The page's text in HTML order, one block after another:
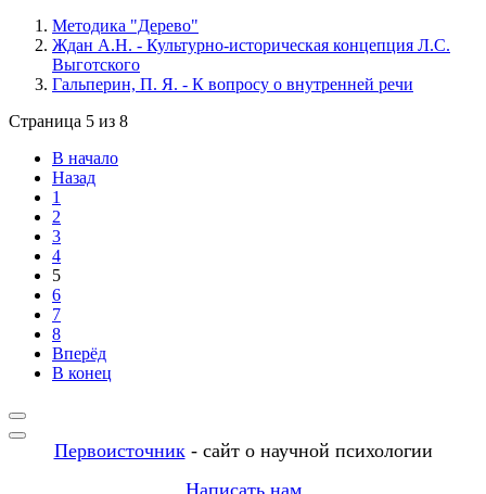
Методика "Дерево"
Ждан А.Н. - Культурно-историческая концепция Л.С.
Выготского
Гальперин, П. Я. - К вопросу о внутренней речи
Страница 5 из 8
В начало
Назад
1
2
3
4
5
6
7
8
Вперёд
В конец
Первоисточник- сайт о научной психологии